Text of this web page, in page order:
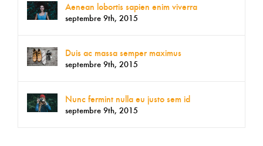
Aenean lobortis sapien enim viverra
septembre 9th, 2015
Duis ac massa semper maximus
septembre 9th, 2015
Nunc fermint nulla eu justo sem id
septembre 9th, 2015